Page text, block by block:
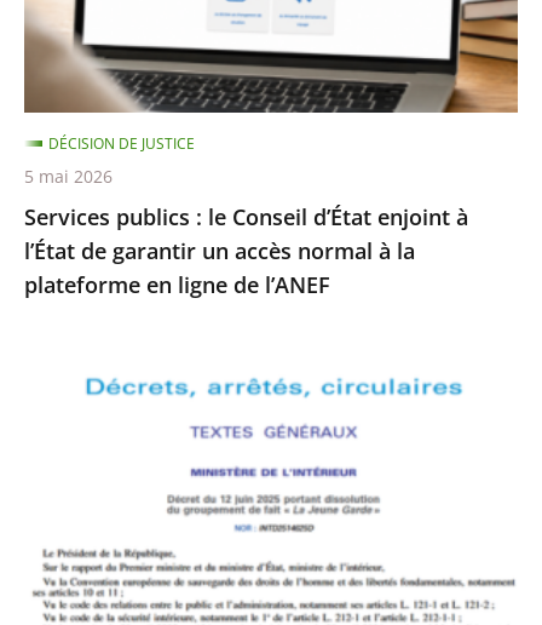
enjoint
l’État
de
garantir
un
accès
normal
à
Services publics : le Conseil d’État enjoint à
l’État de garantir un accès normal à la
plateforme en ligne de l’ANEF
DÉCISION DE JUSTICE
5 mai 2026
Conseil
formé
par